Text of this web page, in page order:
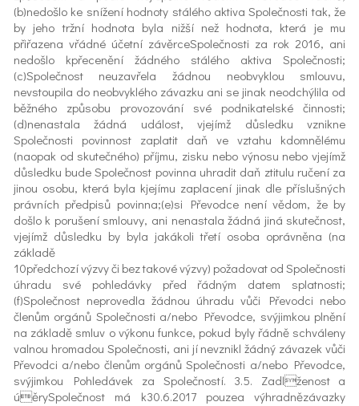
(b)nedošlo ke snížení hodnoty stálého aktiva Společnosti tak, že
by jeho tržní hodnota byla nižší než hodnota, která je mu
přiřazena vřádné účetní závěrceSpolečnosti za rok 2016, ani
nedošlo kpřecenění žádného stálého aktiva Společnosti;
(c)Společnost neuzavřela žádnou neobvyklou smlouvu,
nevstoupila do neobvyklého závazku ani se jinak neodchýlila od
běžného způsobu provozování své podnikatelské činnosti;
(d)nenastala žádná událost, vjejímž důsledku vznikne
Společnosti povinnost zaplatit daň ve vztahu kdomnělému
(naopak od skutečného) příjmu, zisku nebo výnosu nebo vjejímž
důsledku bude Společnost povinna uhradit daň ztitulu ručení za
jinou osobu, která byla kjejímu zaplacení jinak dle příslušných
právních předpisů povinna;(e)si Převodce není vědom, že by
došlo k porušení smlouvy, ani nenastala žádná jiná skutečnost,
vjejímž důsledku by byla jakákoli třetí osoba oprávněna (na
základě
10předchozí výzvy či bez takové výzvy) požadovat od Společnosti
úhradu své pohledávky před řádným datem splatnosti;
(f)Společnost neprovedla žádnou úhradu vůči Převodci nebo
členům orgánů Společnosti a/nebo Převodce, svýjimkou plnění
na základě smluv o výkonu funkce, pokud byly řádně schváleny
valnou hromadou Společnosti, ani jí nevznikl žádný závazek vůči
Převodci a/nebo členům orgánů Společnosti a/nebo Převodce,
svýjimkou Pohledávek za Společností. 3.5. Zadlženost a
úěrySpolečnost má k30.6.2017 pouzea výhradnězávazky